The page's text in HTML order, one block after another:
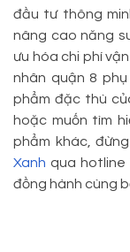
đầu tư thông
nâng cao năng
ưu hóa chi phí
nhân quận 8
phẩm đặc thù
hoặc muốn tìm
phẩm khác,
Xanh qua hotline
đồng hành cùng